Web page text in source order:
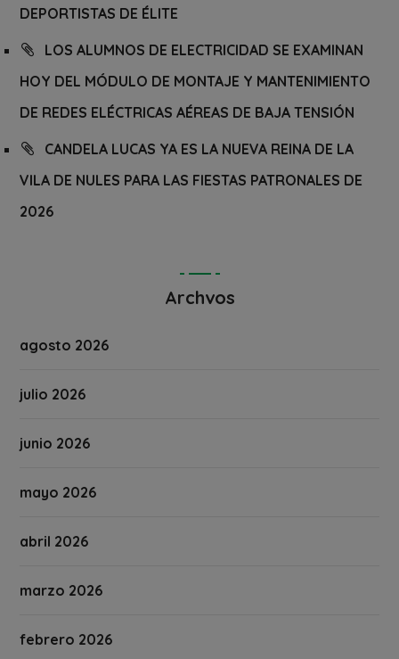
DEPORTISTAS DE ÉLITE
LOS ALUMNOS DE ELECTRICIDAD SE EXAMINAN
HOY DEL MÓDULO DE MONTAJE Y MANTENIMIENTO
DE REDES ELÉCTRICAS AÉREAS DE BAJA TENSIÓN
CANDELA LUCAS YA ES LA NUEVA REINA DE LA
VILA DE NULES PARA LAS FIESTAS PATRONALES DE
2026
Archvos
agosto 2026
julio 2026
junio 2026
mayo 2026
abril 2026
marzo 2026
febrero 2026